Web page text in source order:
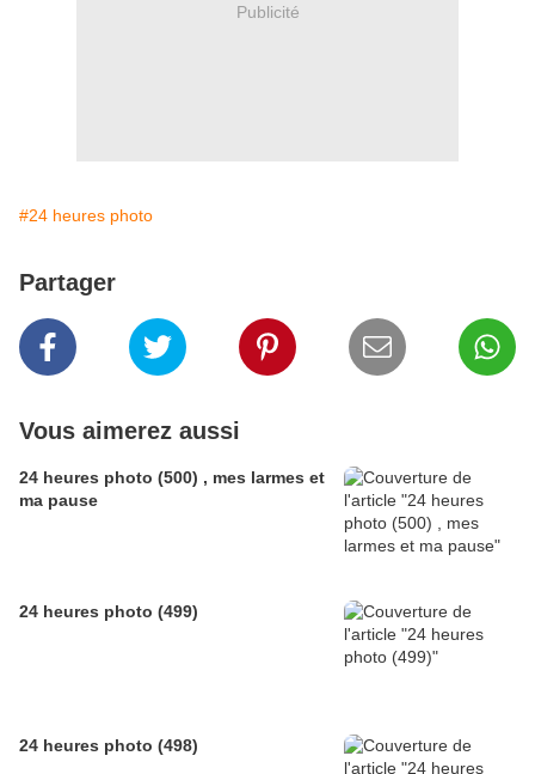
Publicité
#24 heures photo
Partager
Vous aimerez aussi
24 heures photo (500) , mes larmes et
ma pause
24 heures photo (499)
24 heures photo (498)